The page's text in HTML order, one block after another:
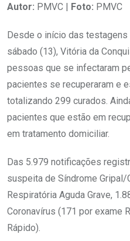
Autor: PMVC | Foto: PMVC
Desde o início das
sábado (13), Vitória da
pessoas que se infectaram
pacientes se recuperaram e
totalizando 299 curados.
pacientes que estão em
em tratamento domiciliar.
Das 5.979 notificações
suspeita de Síndrome
Respiratória Aguda Grave,
Coronavírus (171 por exame
Rápido).